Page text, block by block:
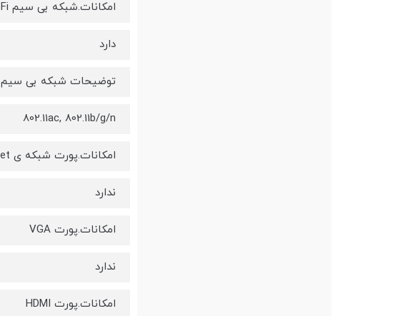
امکانات.شبکه بی سیم Wi-Fi
دارد
توضیحات شبکه بی سیم Wi-Fi
802.11ac, 802.11b/g/n
امکانات.پورت شبکه ی ethernet
ندارد
امکانات.پورت VGA
ندارد
امکانات.پورت HDMI